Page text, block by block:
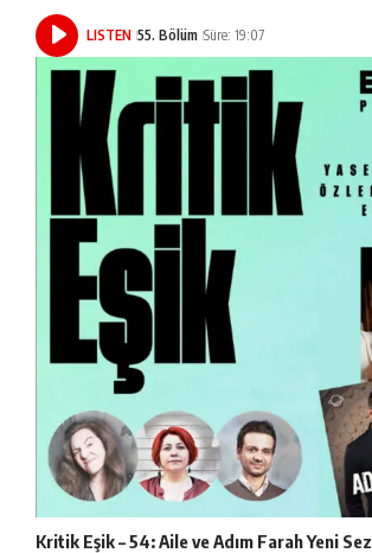
LISTEN 55. Bölüm Süre: 19:07
Kritik Eşik – 54: Aile ve Adım Farah Yeni